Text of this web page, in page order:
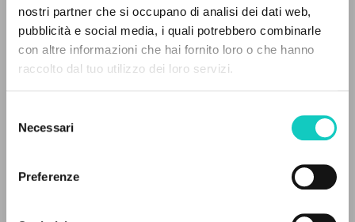
nostri partner che si occupano di analisi dei dati web,
pubblicità e social media, i quali potrebbero combinarle
con altre informazioni che hai fornito loro o che hanno
raccolto dal tuo utilizzo dei loro servizi.
delNecessari
Preferenze
Beethoven Ludwig van
RISULTATI SUCCESSIVI